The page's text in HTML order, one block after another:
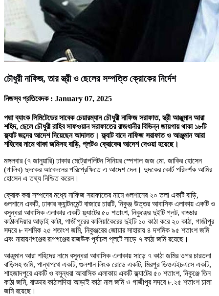
চৌধুরী নাফিজ, তার স্ত্রী ও ছেলের সম্পত্তি ক্রোকের নির্দেশ
নিজস্ব প্রতিবেদক : January 07, 2025
পদ্মা ব্যাংক লিমিটেডের সাবেক চেয়ারম্যান চৌধুরী নাফিজ সরাফাত, স্ত্রী আঞ্জুমান আরা
শহিদ, ছেলে চৌধুরী রাহিব সাফওয়ান সরাফাতের রাজধানীর বিভিন্ন জায়গায় থাকা ১৮টি
ফ্ল্যাট জব্দের আদেশ দিয়েছেন আদালত। ফ্ল্যাট বাদে নাফিজ সরাফাত ও আঞ্জুমান আরা
শহিদের নামে থাকা জমিসহ বাড়ি, প্লটও ক্রোকের আদেশ দেওয়া হয়েছে।
মঙ্গলবার (৭ জানুয়ারি) ঢাকার মেট্রোপলিটন সিনিয়র স্পেশাল জজ মো. জাকির হোসেন
(গালিব) দুদকের আবেদনের পরিপ্রেক্ষিতে এ আদেশ দেন। দুদকের কোর্ট পরিদর্শক আমির
হোসেন এ তথ্য নিশ্চিত করেন।
ক্রোক করা সম্পদের মধ্যে নাফিজ সরাফাতের নামে গুলশানের ২০ তলা একটি বাড়ি,
গুলশানে একটি, ঢাকার ক্যান্টনমেন্ট বাজারে চারটি, নিকুঞ্জ উত্তর আবাসিক এলাকায় একটি ও
বসুন্ধরা আবাসিক এলাকার একটি ফ্ল্যাটের ৫০ শতাংশ, নিকুঞ্জের দুইটি প্লট, বাড্ডার
কাঠালদিয়ার আড়াই কাটা, গাজীপুরের কালিয়াকৈরের দুইটি ১০ কাঠা করে ২০ কাঠা, গাজীপুর
সদরে ৮ দশমিক ২৫ শতাংশ জমি, নিকুঞ্জরের জোয়ার সাহারায় ৪ দশমিক ৯৫ শতাংশ জমি
এবং নারায়ণগঞ্জের রূপগঞ্জের রাজউক পূর্বাচল প্লটে সাড়ে ৭ কাঠা জমি রয়েছে।
আঞ্জুমান আরা শহিদের নামে বসুন্ধরা আবাসিক এলাকায় সাড়ে ৭ কাঠা জমির ওপর চারতলা
বাড়িসহ জমি, পান্থপথে একটি, গুলশান লিংক রোডে একটি, মিরপুর ডিওএইচএসে একটি,
শাহজাদপুরে একটি ও বসুন্ধরা আবাসিক এলাকায় একটি ফ্ল্যাটের ৫০ শতাংশ, নিকুঞ্জে তিন
কাঠা জমি, বাড্ডার কাঠালদিয়া আড়াই কাঠা নাল জমি ও গাজীপুর সদরে ৮.২৫ শতাংশ চালা
জমি রয়েছে।